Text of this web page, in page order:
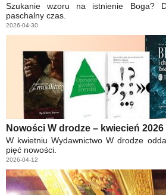
Szukanie wzoru na istnienie Boga?
paschalny czas.
2026-04-30
Nowości W drodze – kwiecień 2026
W kwietniu Wydawnictwo W drodze
pięć nowości.
2026-04-12